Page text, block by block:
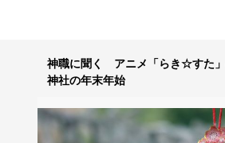
神職に聞く アニメ「らき☆すた
神社の年末年始